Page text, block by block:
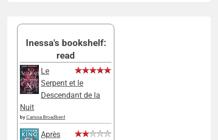
Inessa's bookshelf:
read
Le
Serpent et le
Descendant de la
Nuit
byCarissa Broadbent
Après